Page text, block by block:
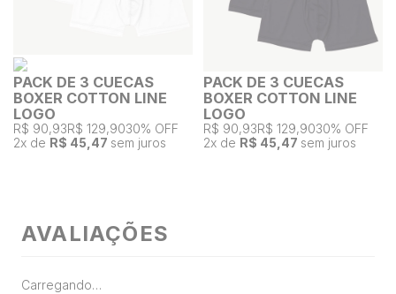
PACK DE 3 CUECAS
BOXER COTTON LINE
LOGO
R$ 90,93R$ 129,9030% OFF
2x de R$ 45,47 sem juros
PACK DE 3 CUECAS
BOXER COTTON LINE
LOGO
R$ 90,93R$ 129,9030% OFF
2x de R$ 45,47 sem juros
AVALIAÇÕES
Carregando…